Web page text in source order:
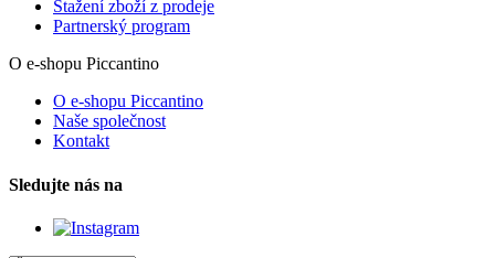
Stažení zboží z prodeje
Partnerský program
O e-shopu Piccantino
O e-shopu Piccantino
Naše společnost
Kontakt
Sledujte nás na